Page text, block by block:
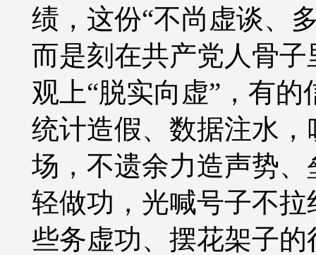
绩，这份“不尚虚谈、
而是刻在共产党人骨
观上“脱实向虚”，有
统计造假、数据注水
场，不遗余力造声势
轻做功，光喊号子不
些务虚功、摆花架子